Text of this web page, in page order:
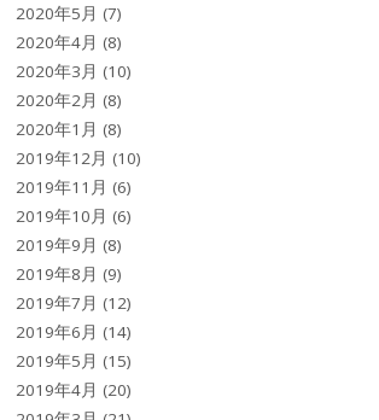
2020年5月 (7)
2020年4月 (8)
2020年3月 (10)
2020年2月 (8)
2020年1月 (8)
2019年12月 (10)
2019年11月 (6)
2019年10月 (6)
2019年9月 (8)
2019年8月 (9)
2019年7月 (12)
2019年6月 (14)
2019年5月 (15)
2019年4月 (20)